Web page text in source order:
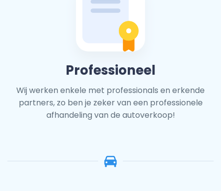
Professioneel
Wij werken enkele met professionals en erkende
partners, zo ben je zeker van een professionele
afhandeling van de autoverkoop!